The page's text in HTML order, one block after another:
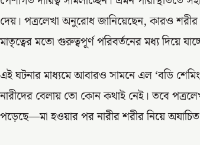
দেয়। পত্রলেখা অনুরোধ জানিয়েছেন, কারও
মাতৃত্বের মতো গুরুত্বপূর্ণ পরিবর্তনের মধ্য দিয়ে
এই ঘটনার মাধ্যমে আবারও সামনে এল ‘বডি
নারীদের বেলায় তো কোন কথাই নেই। তবে
পড়েছে—মা হওয়ার পর নারীর শরীর নিয়ে